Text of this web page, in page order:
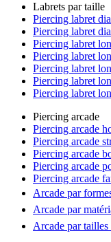
Labrets par taille
Piercing labret
Piercing labret
Piercing labret
Piercing labret
Piercing labret
Piercing labret
Piercing labret
Piercing arcade
Piercing arcade
Piercing arcade
Piercing arcade
Piercing arcade
Piercing arcade
Arcade par
Arcade par
Arcade par tailles